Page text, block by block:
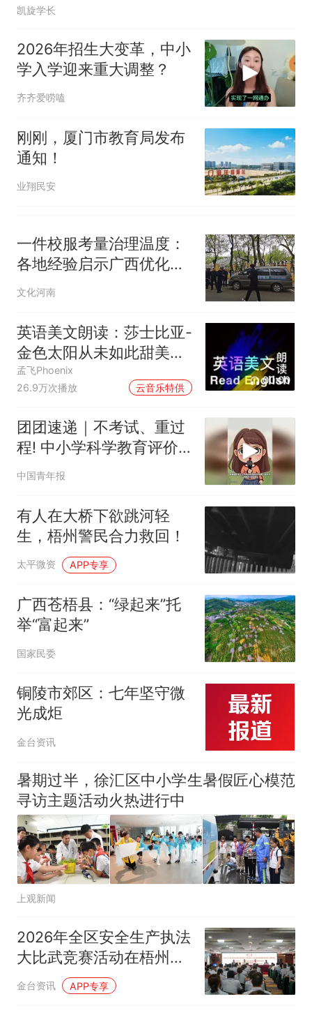
凯旋学长
2026年招生大变革，中小
学入学迎来重大调整？
齐齐爱唠嗑
刚刚，厦门市教育局发布
通知！
业翔民安
一件校服考量治理温度：
各地经验启示广西优化意
见稿
文化河南
英语美文朗读：莎士比亚-
金色太阳从未如此甜美吻
过
孟飞Phoenix
26.9万次播放
云音乐特供
00:00
团团速递｜不考试、重过
程! 中小学科学教育评价
迎来新转向
中国青年报
有人在大桥下欲跳河轻
生，梧州警民合力救回！
太平微资 APP专享
广西苍梧县：“绿起来”托
举“富起来”
国家民委
铜陵市郊区：七年坚守微
光成炬
金台资讯
暑期过半，徐汇区中小学生暑假匠心模范
寻访主题活动火热进行中
上观新闻
2026年全区安全生产执法
大比武竞赛活动在梧州市
举办
金台资讯 APP专享